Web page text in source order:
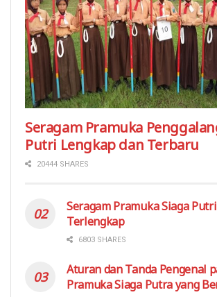
Seragam Pramuka
Putri Lengkap dan Terbaru
20444 SHARES
Seragam Pramuka Siaga
Terlengkap
6803 SHARES
Aturan dan Tanda Pengenal
Pramuka Siaga Putra yang